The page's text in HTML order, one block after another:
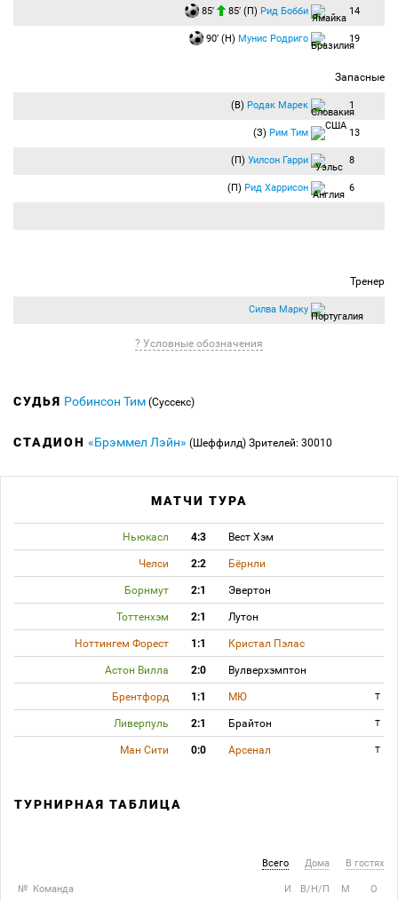
85′ 85′ (П) Рид Бобби 14
90′ (Н) Мунис Родриго 19
Запасные
(В) Родак Марек 1
(З) Рим Тим 13
(П) Уилсон Гарри 8
(П) Рид Харрисон 6
Тренер
Силва Марку
? Условные обозначения
СУДЬЯ Робинсон Тим (Суссекс)
СТАДИОН «Брэммел Лэйн» (Шеффилд) Зрителей: 30010
МАТЧИ ТУРА
Ньюкасл 4:3 Вест Хэм
Челси 2:2 Бёрнли
Борнмут 2:1 Эвертон
Тоттенхэм 2:1 Лутон
Ноттингем Форест 1:1 Кристал Пэлас
Астон Вилла 2:0 Вулверхэмптон
Брентфорд 1:1 МЮ T
Ливерпуль 2:1 Брайтон T
Ман Сити 0:0 Арсенал T
ТУРНИРНАЯ ТАБЛИЦА
Всего Дома В гостях
№ Команда И В/Н/П М О